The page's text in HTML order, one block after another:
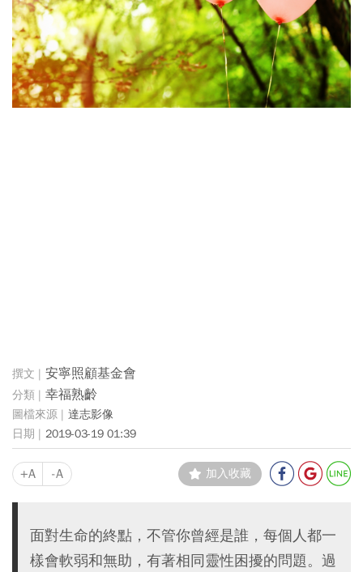
安寧照顧基金會
幸福熟齡
達志影像
2019-03-19 01:39
+A -A 加入收藏
面對生命的終點，不管你曾經是誰，每個人都一
樣會軟弱和無助，有著相同靈性困擾的問題。過